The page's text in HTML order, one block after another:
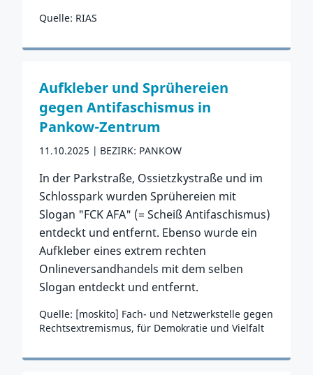
Quelle: RIAS
Zum Vorfall
Aufkleber und Sprühereien
gegen Antifaschismus in
Pankow-Zentrum
11.10.2025 BEZIRK: PANKOW
In der Parkstraße, Ossietzkystraße und im
Schlosspark wurden Sprühereien mit
Slogan "FCK AFA" (= Scheiß Antifaschismus)
entdeckt und entfernt. Ebenso wurde ein
Aufkleber eines extrem rechten
Onlineversandhandels mit dem selben
Slogan entdeckt und entfernt.
Quelle: [moskito] Fach- und Netzwerkstelle gegen
Rechtsextremismus, für Demokratie und Vielfalt
Zum Vorfall